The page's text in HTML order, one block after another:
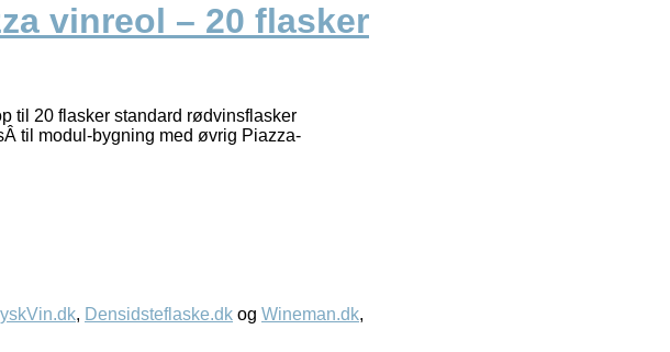
vinreol – 20 flasker
til 20 flasker standard rødvinsflasker
til modul-bygning med øvrig Piazza-
, Densidsteflaske.dk og Wineman.dk,